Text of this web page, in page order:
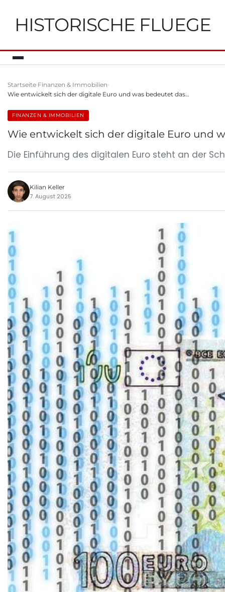
HISTORISCHE FLUEGE
Startseite Finanzen & Immobilien
Wie entwickelt sich der digitale Euro und was bedeutet das…
FINANZEN & IMMOBILIEN
Wie entwickelt sich der digitale Euro und
Die Einführung des digitalen Euro steht an der
Kilian Keller
7. August 2025